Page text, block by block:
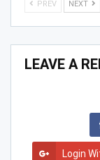
PREV NEXT
LEAVE A
Login